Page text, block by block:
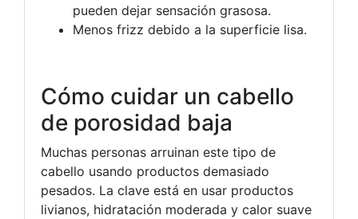
pueden dejar sensación grasosa.
Menos frizz debido a la superficie lisa.
Cómo cuidar un cabello
de porosidad baja
Muchas personas arruinan este tipo de
cabello usando productos demasiado
pesados. La clave está en usar productos
livianos, hidratación moderada y calor suave